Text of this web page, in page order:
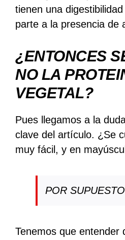
tienen una
parte a la presencia de
¿ENTONCES
NO LA
VEGETAL?
Pues llegamos a la
clave del artículo. ¿Se
muy fácil, y en
POR
Tenemos que entender